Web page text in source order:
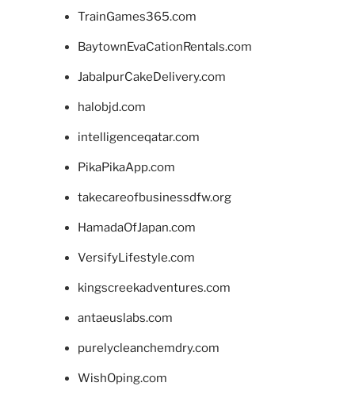
TrainGames365.com
BaytownEvaCationRentals.com
JabalpurCakeDelivery.com
halobjd.com
intelligenceqatar.com
PikaPikaApp.com
takecareofbusinessdfw.org
HamadaOfJapan.com
VersifyLifestyle.com
kingscreekadventures.com
antaeuslabs.com
purelycleanchemdry.com
WishOping.com